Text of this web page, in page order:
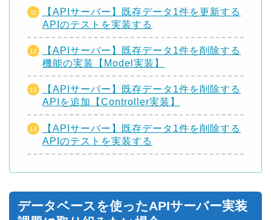
【APIサーバー】既存データ1件を更新する
APIのテストを実装する
【APIサーバー】既存データ1件を削除する
機能の実装【Model実装】
【APIサーバー】既存データ1件を削除する
APIを追加【Controller実装】
【APIサーバー】既存データ1件を削除する
APIのテストを実装する
データベースを使ったAPIサーバー実装